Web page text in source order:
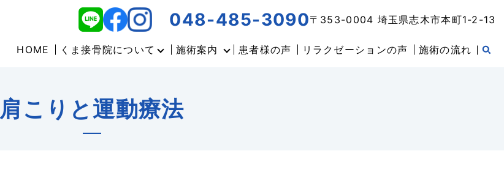
HOME くま接骨院について 施術案内 患者様の声 リラクゼーションの声 施術の流れ
048-485-3090〒353-0004 埼玉県志木市本町1-2-13
肩こりと運動療法